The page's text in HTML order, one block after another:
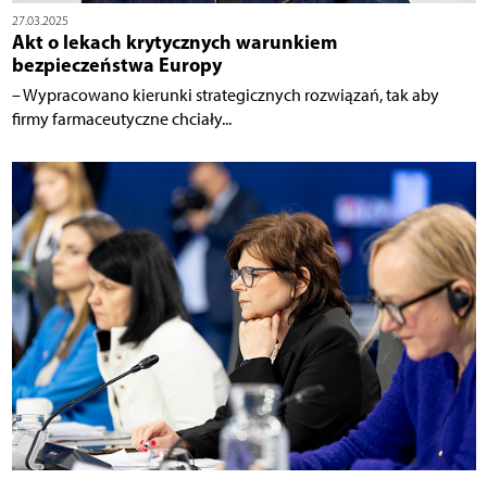
27.03.2025
Akt o lekach krytycznych warunkiem
bezpieczeństwa Europy
– Wypracowano kierunki strategicznych rozwiązań, tak aby
firmy farmaceutyczne chciały...